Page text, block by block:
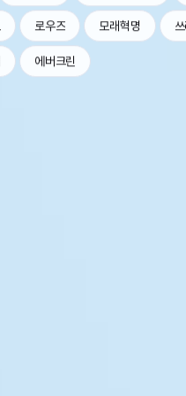
로우즈 모래혁명
에버크린